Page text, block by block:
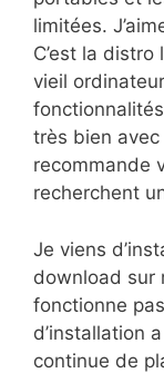
limitées.
C’est la
vieil
très bien
recommande
recherchent
Je viens
download sur
fonctionne
d’installation
continue de